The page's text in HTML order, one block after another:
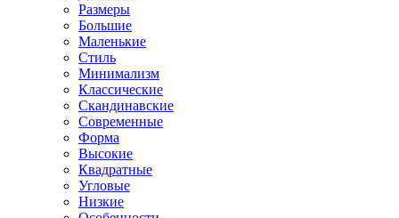
Размеры
Большие
Маленькие
Стиль
Минимализм
Классические
Скандинавские
Современные
Форма
Высокие
Квадратные
Угловые
Низкие